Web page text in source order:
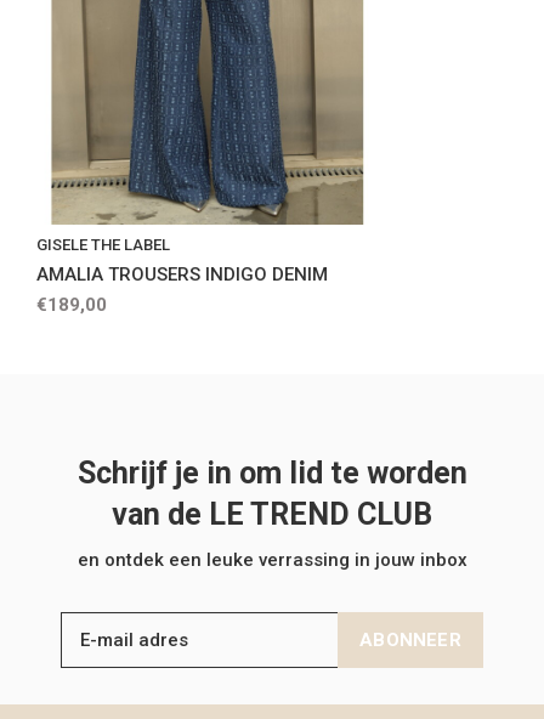
GISELE THE LABEL
AMALIA TROUSERS INDIGO DENIM
€189,00
Schrijf je in om lid te worden
van de LE TREND CLUB
en ontdek een leuke verrassing in jouw inbox
ABONNEER